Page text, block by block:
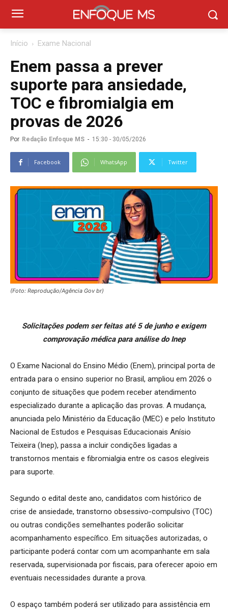
Início Exame Nacional
Enem passa a prever
suporte para ansiedade,
TOC e fibromialgia em
provas de 2026
Por Redação Enfoque MS - 15:30 - 30/05/2026
Facebook WhatsApp Twitter
(Foto: Reprodução/Agência Gov br)
Solicitações podem ser feitas até 5 de junho e exigem
comprovação médica para análise do Inep
O Exame Nacional do Ensino Médio (Enem), principal porta de
entrada para o ensino superior no Brasil, ampliou em 2026 o
conjunto de situações que podem receber atendimento
especializado durante a aplicação das provas. A mudança,
anunciada pelo Ministério da Educação (MEC) e pelo Instituto
Nacional de Estudos e Pesquisas Educacionais Anísio
Teixeira (Inep), passa a incluir condições ligadas a
transtornos mentais e fibromialgia entre os casos elegíveis
para suporte.
Segundo o edital deste ano, candidatos com histórico de
crise de ansiedade, transtorno obsessivo-compulsivo (TOC)
ou outras condições semelhantes poderão solicitar
acompanhamento específico. Em situações autorizadas, o
participante poderá contar com um acompanhante em sala
reservada, supervisionada por fiscais, para oferecer apoio em
eventuais necessidades durante a prova.
O espaço também poderá ser utilizado para assistência em